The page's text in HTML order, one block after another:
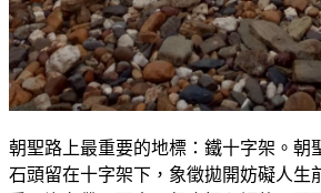
朝聖路上最重要的地標：鐵十字架。朝
石頭留在十字架下，象徵拋開妨礙人生